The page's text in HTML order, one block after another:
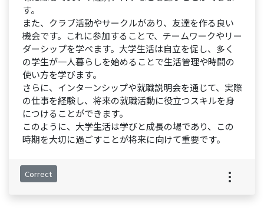
す。
また、クラブ活動やサークルがあり、友達を作る良い
機会です。これに参加することで、チームワークやリー
ダーシップを学べます。大学生活は自立を促し、多く
の学生が一人暮らしを始めることで生活管理や時間の
使い方を学びます。
さらに、インターンシップや就職説明会を通じて、実際
の仕事を経験し、将来の就職活動に役立つスキルを身
につけることができます。
このように、大学生活は学びと成長の場であり、この
時期を大切に過ごすことが将来に向けて重要です。
Correct